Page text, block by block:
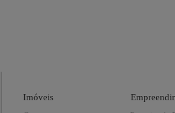
Imóveis